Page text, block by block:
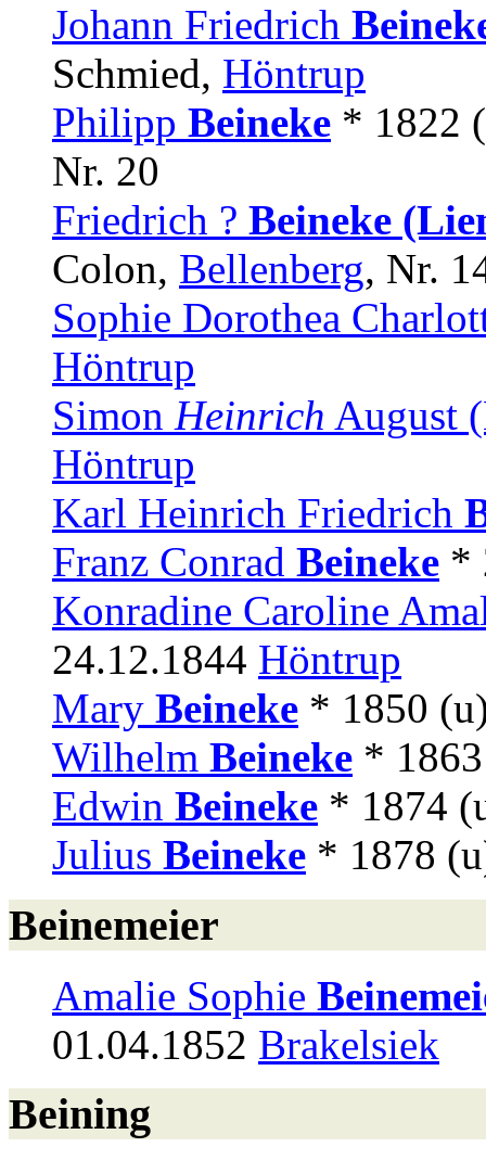
Johann Friedrich
Schmied, Höntrup
Philipp Beineke * 1822
Nr. 20
Friedrich ? Beineke
Colon, Bellenberg, Nr.
Sophie Dorothea
Höntrup
Simon Heinrich August
Höntrup
Karl Heinrich Friedrich
Franz Conrad Beineke *
Konradine Caroline
24.12.1844 Höntrup
Mary Beineke * 1850
Wilhelm Beineke *
Edwin Beineke * 1874
Julius Beineke * 1878
Beinemeier
Amalie Sophie
01.04.1852 Brakelsiek
Beining